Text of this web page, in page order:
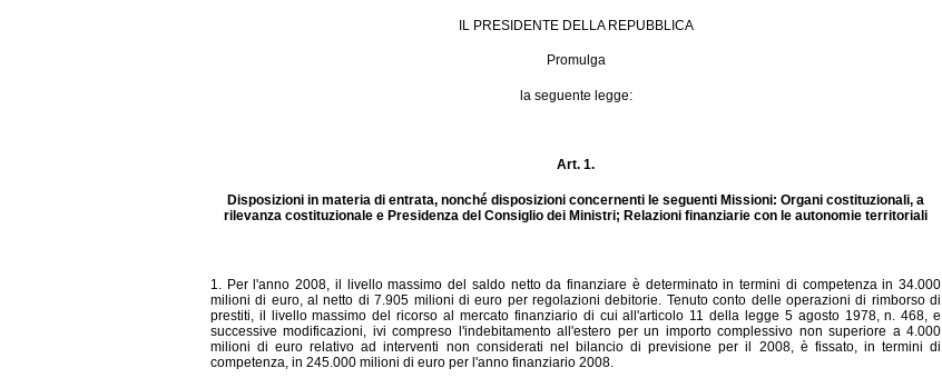
IL PRESIDENTE DELLA REPUBBLICA
Promulga
la seguente legge:
Art. 1.
Disposizioni in materia di entrata, nonché disposizioni concernenti le seguenti Missioni: Organi costituzionali, a
rilevanza costituzionale e Presidenza del Consiglio dei Ministri; Relazioni finanziarie con le autonomie territoriali
1. Per l'anno 2008, il livello massimo del saldo netto da finanziare è determinato in termini di competenza in 34.000
milioni di euro, al netto di 7.905 milioni di euro per regolazioni debitorie. Tenuto conto delle operazioni di rimborso di
prestiti, il livello massimo del ricorso al mercato finanziario di cui all'articolo 11 della legge 5 agosto 1978, n. 468, e
successive modificazioni, ivi compreso l'indebitamento all'estero per un importo complessivo non superiore a 4.000
milioni di euro relativo ad interventi non considerati nel bilancio di previsione per il 2008, è fissato, in termini di
competenza, in 245.000 milioni di euro per l'anno finanziario 2008.